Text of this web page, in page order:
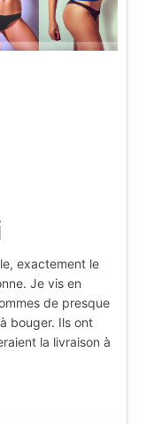
exactement le
Je vis en
de presque
bouger. Ils ont
la livraison à